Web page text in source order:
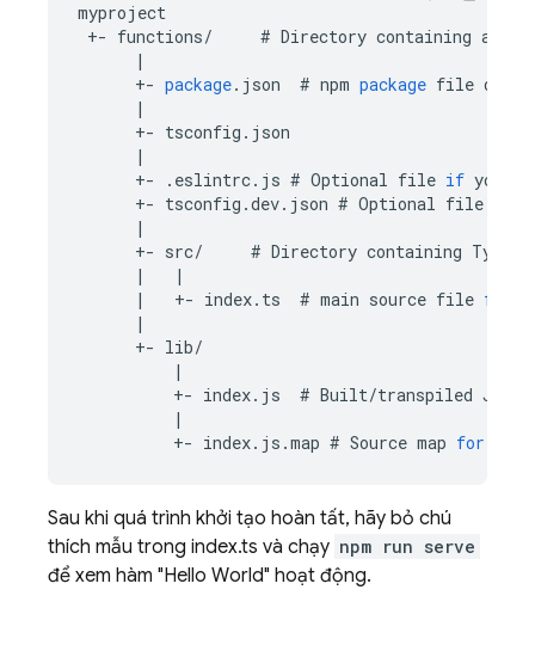
myproject
+- functions/ # Directory containing all
|
+- package. json # npm package file
|
+- tsconfig . json
|
+-
. eslintrc. js # Optional file if you
+- tsconfig .dev. json # Optional file
|
+- src/ # Directory containing
|
|
|
+- index. ts # main source file for
|
+- lib/
|
+- index. js # Built/transpiled
|
+- index. js .map # Source map for
Sau khi quá trình khởi tạo hoàn tất, hãy bỏ chú
thích mẫu trong index.ts và chạy npm run serve
để xem hàm "Hello World" hoạt động.